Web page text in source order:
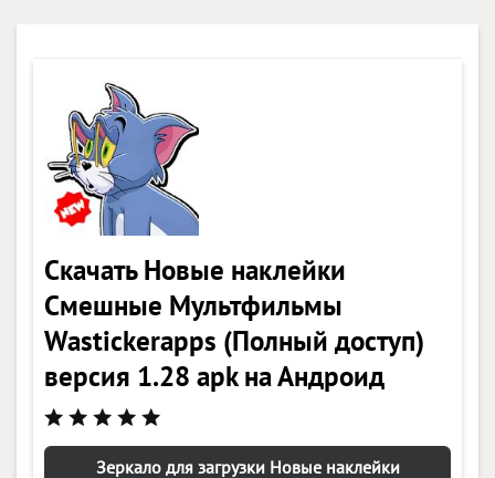
Скачать Новые наклейки
Смешные Мультфильмы
Wastickerapps (Полный доступ)
версия 1.28 apk на Андроид
Зеркало для загрузки Новые наклейки